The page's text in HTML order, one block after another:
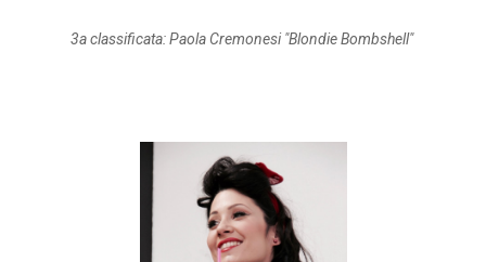
3a classificata: Paola Cremonesi "Blondie Bombshell"